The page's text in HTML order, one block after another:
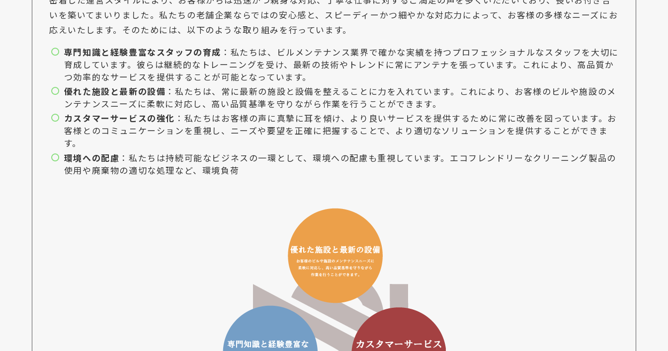
いを築いてまいりました。私たちの老舗企業ならではの安心感と、スピーディーかつ細やかな対応力によって、お客様の多様なニーズにお
応えいたします。そのためには、以下のような取り組みを行っています。
専門知識と経験豊富なスタッフの育成 ：私たちは、ビルメンテナンス業界で確かな実績を持つプロフェッショナルなスタッフを大切に
育成しています。彼らは継続的なトレーニングを受け、最新の技術やトレンドに常にアンテナを張っています。これにより、高品質か
つ効率的なサービスを提供することが可能となっています。
優れた施設と最新の設備 ：私たちは、常に最新の施設と設備を整えることに力を入れています。これにより、お客様のビルや施設のメ
ンテナンスニーズに柔軟に対応し、高い品質基準を守りながら作業を行うことができます。
カスタマーサービスの強化 ：私たちはお客様の声に真摯に耳を傾け、より良いサービスを提供するために常に改善を図っています。お
客様とのコミュニケーションを重視し、ニーズや要望を正確に把握することで、より適切なソリューションを提供することができま
す。
環境への配慮 ：私たちは持続可能なビジネスの一環として、環境への配慮も重視しています。エコフレンドリーなクリーニング製品の
使用や廃棄物の適切な処理など、環境負荷